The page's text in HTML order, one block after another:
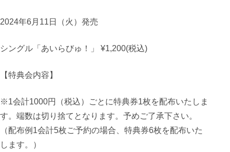
2024年6月11日（火）発売
シングル「あいらびゅ！」 ¥1,200(税込)
【特典会内容】
※1会計1000円（税込）ごとに特典券1枚を配布いたしま
す。端数は切り捨てとなります。予めご了承下さい。
（配布例1会計5枚ご予約の場合、特典券6枚を配布いた
します。）